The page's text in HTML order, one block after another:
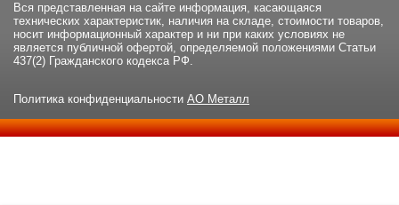
Вся представленная на сайте информация, касающаяся
технических характеристик, наличия на складе, стоимости товаров,
носит информационный характер и ни при каких условиях не
является публичной офертой, определяемой положениями Статьи
437(2) Гражданского кодекса РФ.
Политика конфиденциальности АО Металл